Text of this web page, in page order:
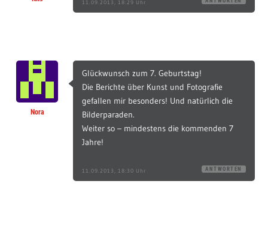
11.09.2013, 18:29 Uhr
Nora
Glückwunsch zum 7. Geburtstag!
Die Berichte über Kunst und Fotografie
gefallen mir besonders! Und natürlich die
Bilderparaden.
Weiter so – mindestens die kommenden 7
Jahre!
11.09.2013, 18:30 Uhr ANTWORTEN